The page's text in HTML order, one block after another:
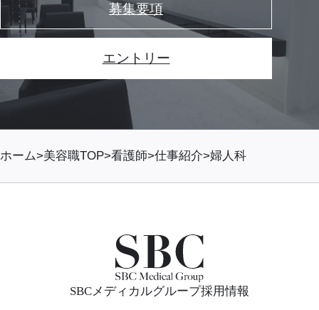
募集要項
エントリー
ホーム 美容職TOP 看護師 仕事紹介 婦人科
SBCメディカルグループ採用情報